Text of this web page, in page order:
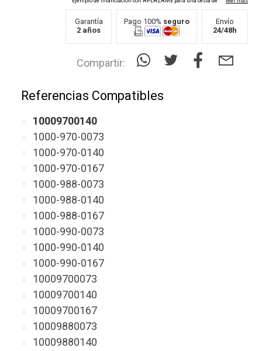
Garantía
2 años
Pago 100% seguro
Envío
24/48h
Compartir:
Referencias Compatibles
10009700140
1000-970-0073
1000-970-0140
1000-970-0167
1000-988-0073
1000-988-0140
1000-988-0167
1000-990-0073
1000-990-0140
1000-990-0167
10009700073
10009700140
10009700167
10009880073
10009880140